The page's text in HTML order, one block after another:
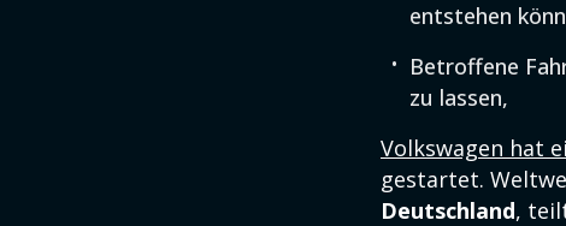
entstehen
Betroffene
zu lassen,
Volkswagen hat
gestartet.
Deutschland,